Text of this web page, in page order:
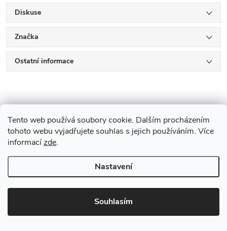
Tento web používá soubory cookie. Dalším procházením
tohoto webu vyjadřujete souhlas s jejich používáním. Více
informacízde.
Nastavení
Souhlasím
Diskuse
Značka
Ostatní informace
doporučujeme ještě dokoupit